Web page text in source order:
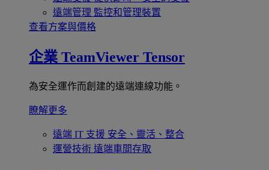
遠端管理 監控和管理裝置
查看方案與價格
企業 TeamViewer Tensor
為安全運作而創建的遠端連線功能。
瞭解更多
遠端 IT 支援 安全、靈活、整合
運營技術 遠端車間存取